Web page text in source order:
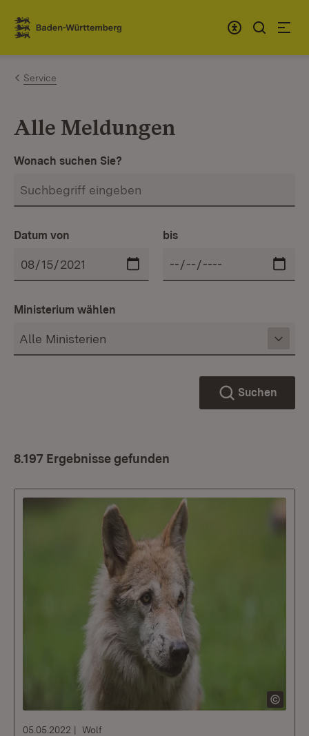
Zum Inhalt springen
Link zur Startseite
Service
Alle Meldungen
Wonach suchen Sie?
Datum von bis
Ministerium wählen
Suchen
8.197 Ergebnisse gefunden
05.05.2022 Wolf